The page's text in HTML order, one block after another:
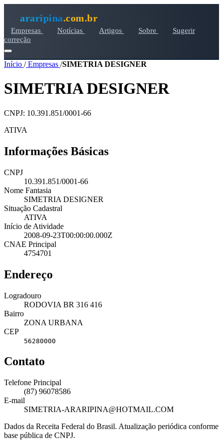
araripina.com.br
Empresas Notícias Artigos Sobre
Sugerir
correção
Início /Empresas /SIMETRIA DESIGNER
SIMETRIA DESIGNER
CNPJ: 10.391.851/0001-66
ATIVA
Informações Básicas
CNPJ
10.391.851/0001-66
Nome Fantasia
SIMETRIA DESIGNER
Situação Cadastral
ATIVA
Início de Atividade
2008-09-23T00:00:00.000Z
CNAE Principal
4754701
Endereço
Logradouro
RODOVIA BR 316 416
Bairro
ZONA URBANA
CEP
56280000
Contato
Telefone Principal
(87) 96078586
E-mail
SIMETRIA-ARARIPINA@HOTMAIL.COM
Dados da Receita Federal do Brasil. Atualização periódica conforme
base pública de CNPJ.